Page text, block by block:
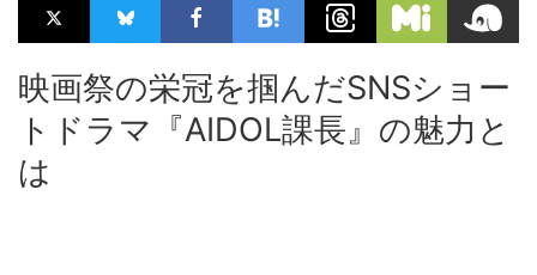
映画祭の栄冠を掴んだSNSショー
トドラマ『AIDOL課長』の魅力と
は